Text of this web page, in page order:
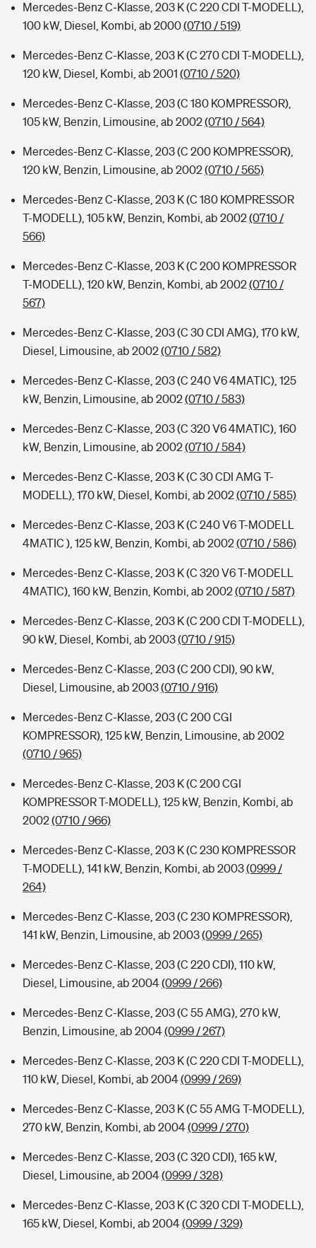
Mercedes-Benz C-Klasse, 203 K (C 220 CDI T-MODELL),
100 kW, Diesel, Kombi, ab 2000(0710 / 519)
Mercedes-Benz C-Klasse, 203 K (C 270 CDI T-MODELL),
120 kW, Diesel, Kombi, ab 2001 (0710 / 520)
Mercedes-Benz C-Klasse, 203 (C 180 KOMPRESSOR),
105 kW, Benzin, Limousine, ab 2002(0710 / 564)
Mercedes-Benz C-Klasse, 203 (C 200 KOMPRESSOR),
120 kW, Benzin, Limousine, ab 2002(0710 / 565)
Mercedes-Benz C-Klasse, 203 K (C 180 KOMPRESSOR
T-MODELL), 105 kW, Benzin, Kombi, ab 2002(0710 /
566)
Mercedes-Benz C-Klasse, 203 K (C 200 KOMPRESSOR
T-MODELL), 120 kW, Benzin, Kombi, ab 2002(0710 /
567)
Mercedes-Benz C-Klasse, 203 (C 30 CDI AMG), 170 kW,
Diesel, Limousine, ab 2002(0710 / 582)
Mercedes-Benz C-Klasse, 203 (C 240 V6 4MATIC), 125
kW, Benzin, Limousine, ab 2002(0710 / 583)
Mercedes-Benz C-Klasse, 203 (C 320 V6 4MATIC), 160
kW, Benzin, Limousine, ab 2002(0710 / 584)
Mercedes-Benz C-Klasse, 203 K (C 30 CDI AMG T-
MODELL), 170 kW, Diesel, Kombi, ab 2002(0710 / 585)
Mercedes-Benz C-Klasse, 203 K (C 240 V6 T-MODELL
4MATIC ), 125 kW, Benzin, Kombi, ab 2002(0710 / 586)
Mercedes-Benz C-Klasse, 203 K (C 320 V6 T-MODELL
4MATIC), 160 kW, Benzin, Kombi, ab 2002(0710 / 587)
Mercedes-Benz C-Klasse, 203 K (C 200 CDI T-MODELL),
90 kW, Diesel, Kombi, ab 2003(0710 / 915)
Mercedes-Benz C-Klasse, 203 (C 200 CDI), 90 kW,
Diesel, Limousine, ab 2003(0710 / 916)
Mercedes-Benz C-Klasse, 203 (C 200 CGI
KOMPRESSOR), 125 kW, Benzin, Limousine, ab 2002
(0710 / 965)
Mercedes-Benz C-Klasse, 203 K (C 200 CGI
KOMPRESSOR T-MODELL), 125 kW, Benzin, Kombi, ab
2002(0710 / 966)
Mercedes-Benz C-Klasse, 203 K (C 230 KOMPRESSOR
T-MODELL), 141 kW, Benzin, Kombi, ab 2003(0999 /
264)
Mercedes-Benz C-Klasse, 203 (C 230 KOMPRESSOR),
141 kW, Benzin, Limousine, ab 2003(0999 / 265)
Mercedes-Benz C-Klasse, 203 (C 220 CDI), 110 kW,
Diesel, Limousine, ab 2004(0999 / 266)
Mercedes-Benz C-Klasse, 203 (C 55 AMG), 270 kW,
Benzin, Limousine, ab 2004(0999 / 267)
Mercedes-Benz C-Klasse, 203 K (C 220 CDI T-MODELL),
110 kW, Diesel, Kombi, ab 2004(0999 / 269)
Mercedes-Benz C-Klasse, 203 K (C 55 AMG T-MODELL),
270 kW, Benzin, Kombi, ab 2004(0999 / 270)
Mercedes-Benz C-Klasse, 203 (C 320 CDI), 165 kW,
Diesel, Limousine, ab 2004(0999 / 328)
Mercedes-Benz C-Klasse, 203 K (C 320 CDI T-MODELL),
165 kW, Diesel, Kombi, ab 2004(0999 / 329)